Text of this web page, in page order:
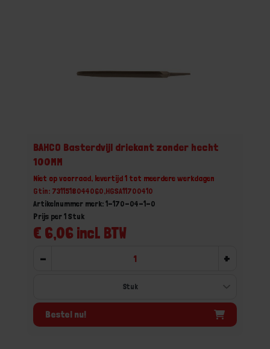
BAHCO Basterdvijl driekant zonder hecht
100MM
Niet op voorraad, levertijd 1 tot meerdere werkdagen
Gtin: 7311518044060,HGSA11700410
Artikelnummer merk: 1-170-04-1-0
€ 6,06 incl. BTW
Prijs per 1 Stuk
- +
Bestel nu!